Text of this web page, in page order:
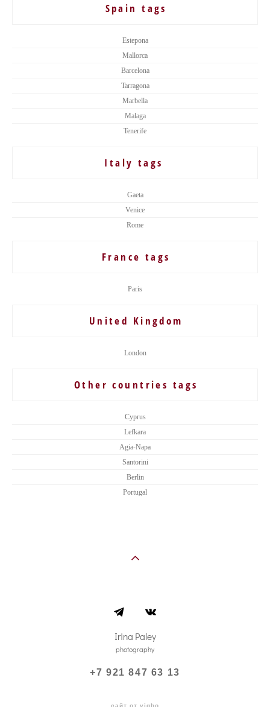
Spain tags
Estepona
Mallorca
Barcelona
Tarragona
Marbella
Malaga
Tenerife
Italy tags
Gaeta
Venice
Rome
France tags
Paris
United Kingdom
London
Other countries tags
Cyprus
Lefkara
Agia-Napa
Santorini
Berlin
Portugal
Irina Paley
photography
+7 921 847 63 13
сайт от vigbo